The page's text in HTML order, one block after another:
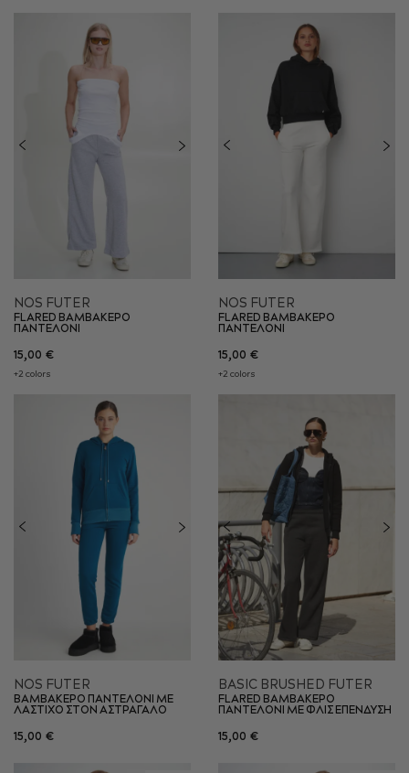
NOS FUTER
FLARED ΒΑΜΒΑΚΕΡΟ
ΠΑΝΤΕΛΟΝΙ
15,00 €
+2 colors
NOS FUTER
FLARED ΒΑΜΒΑΚΕΡΟ
ΠΑΝΤΕΛΟΝΙ
15,00 €
+2 colors
NOS FUTER
ΒΑΜΒΑΚΕΡΟ ΠΑΝΤΕΛΟΝΙ ΜΕ
ΛΑΣΤΙΧΟ ΣΤΟΝ ΑΣΤΡΑΓΑΛΟ
15,00 €
BASIC BRUSHED FUTER
FLARED ΒΑΜΒΑΚΕΡΟ
ΠΑΝΤΕΛΟΝΙ ME ΦΛΙΣ ΕΠΕΝΔΥΣΗ
15,00 €